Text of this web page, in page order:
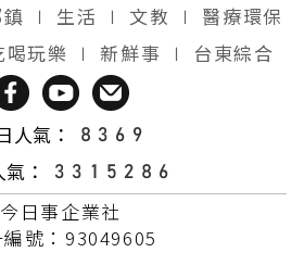
∣ 生活 ∣ 文教 ∣
醫療環保
喝玩樂 ∣ 新鮮事 ∣ 台東綜合
人氣：
：
今日事企業社
號：93049605